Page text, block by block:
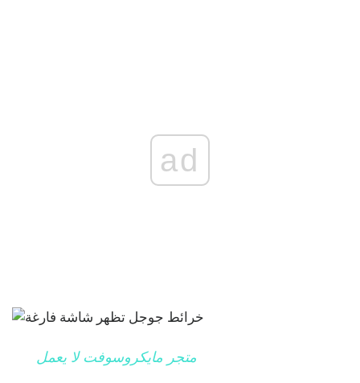
ad
متجر مايكروسوفت لا يعمل